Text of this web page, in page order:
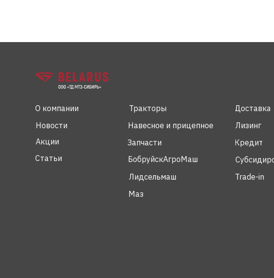
Акции
Статьи
Новости
Trade-in
Кредит
Лизинг
Доставка
Маз
Лидсельмаш
БобруйскАгроМаш
Запчасти
Навесное и прицепное
Тракторы
О компании